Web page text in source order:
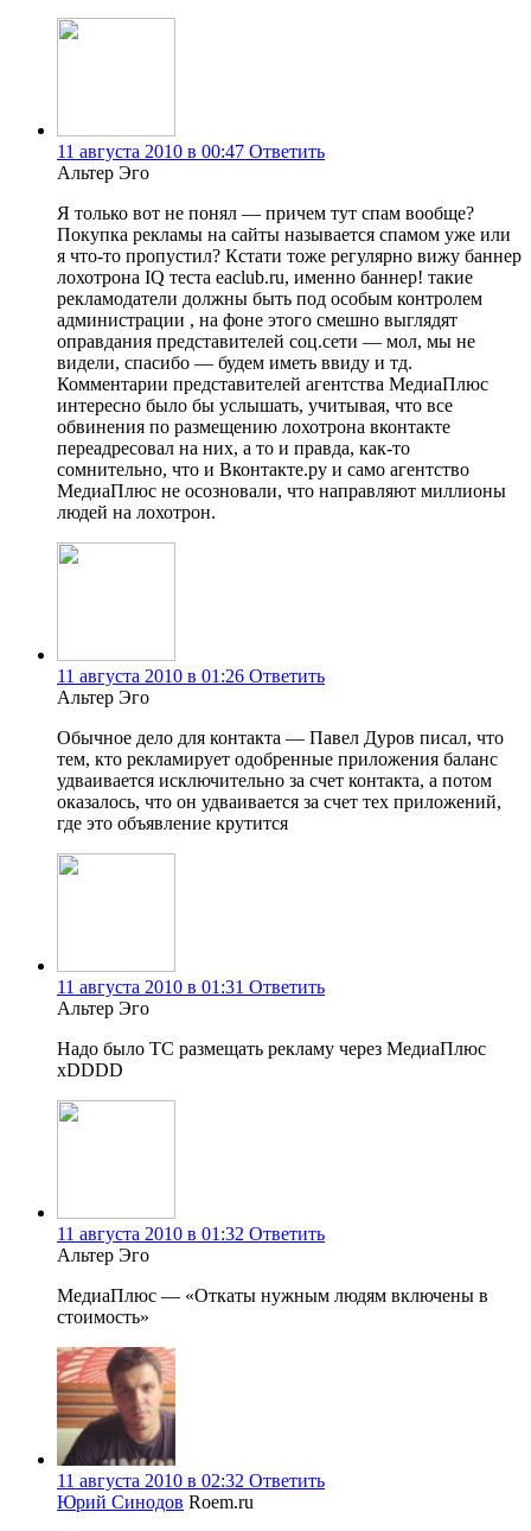
11 августа 2010 в 00:47 Ответить
Альтер Эго
Я только вот не понял — причем тут спам вообще?
Покупка рекламы на сайты называется спамом уже или
я что-то пропустил? Кстати тоже регулярно вижу баннер
лохотрона IQ теста eaclub.ru, именно баннер! такие
рекламодатели должны быть под особым контролем
администрации , на фоне этого смешно выглядят
оправдания представителей соц.сети — мол, мы не
видели, спасибо — будем иметь ввиду и тд.
Комментарии представителей агентства МедиаПлюс
интересно было бы услышать, учитывая, что все
обвинения по размещению лохотрона вконтакте
переадресовал на них, а то и правда, как-то
сомнительно, что и Вконтакте.ру и само агентство
МедиаПлюс не осозновали, что направляют миллионы
людей на лохотрон.
11 августа 2010 в 01:26 Ответить
Альтер Эго
Обычное дело для контакта — Павел Дуров писал, что
тем, кто рекламирует одобренные приложения баланс
удваивается исключительно за счет контакта, а потом
оказалось, что он удваивается за счет тех приложений,
где это объявление крутится
11 августа 2010 в 01:31 Ответить
Альтер Эго
Надо было ТС размещать рекламу через МедиаПлюс
xDDDD
11 августа 2010 в 01:32 Ответить
Альтер Эго
МедиаПлюс — «Откаты нужным людям включены в
стоимость»
11 августа 2010 в 02:32 Ответить
Юрий Синодов Roem.ru